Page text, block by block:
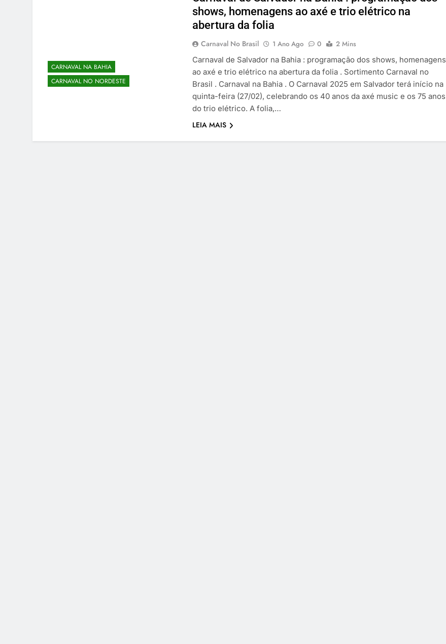
CARNAVAL NA BAHIA
CARNAVAL NO NORDESTE
shows, homenagens ao axé e trio elétrico na
abertura da folia
Carnaval No Brasil 1 Ano Ago 0
2 Mins
Carnaval de Salvador na Bahia : programação dos shows, homenagens
ao axé e trio elétrico na abertura da folia . Sortimento Carnaval no
Brasil . Carnaval na Bahia . O Carnaval 2025 em Salvador terá início na
quinta-feira (27/02), celebrando os 40 anos da axé music e os 75 anos
do trio elétrico. A folia,…
LEIA MAIS